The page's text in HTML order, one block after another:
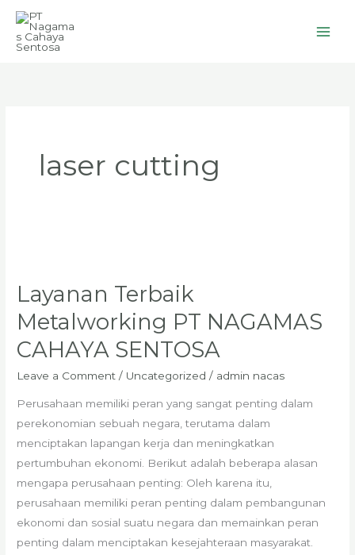
Skip
content
laser cutting
Layanan Terbaik
Metalworking PT NAGAMAS
CAHAYA SENTOSA
Leave a Comment / Uncategorized / admin nacas
Perusahaan memiliki peran yang sangat penting dalam
perekonomian sebuah negara, terutama dalam
menciptakan lapangan kerja dan meningkatkan
pertumbuhan ekonomi. Berikut adalah beberapa alasan
mengapa perusahaan penting: Oleh karena itu,
perusahaan memiliki peran penting dalam pembangunan
ekonomi dan sosial suatu negara dan memainkan peran
penting dalam menciptakan kesejahteraan masyarakat.
Metalworking
PT
NAGAMAS
CAHAYA
SENTOSA